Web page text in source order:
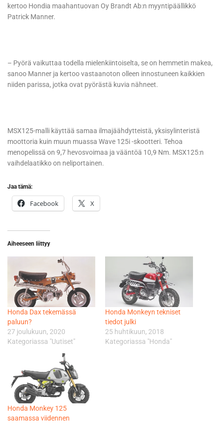
kertoo Hondia maahantuovan Oy Brandt Ab:n myyntipäällikkö
Patrick Manner.
– Pyörä vaikuttaa todella mielenkiintoiselta, se on hemmetin makea,
sanoo Manner ja kertoo vastaanoton olleen innostuneen kaikkien
niiden parissa, jotka ovat pyörästä kuvia nähneet.
MSX125-malli käyttää samaa ilmajäähdytteistä, yksisylinteristä
moottoria kuin muun muassa Wave 125i -skootteri. Tehoa
menopelissä on 9,7 hevosvoimaa ja vääntöä 10,9 Nm. MSX125:n
vaihdelaatikko on neliportainen.
Jaa tämä:
Facebook X
Aiheeseen liittyy
Honda Dax tekemässä
paluun?
27 joulukuun, 2020
Kategoriassa "Uutiset"
Honda Monkeyn tekniset
tiedot julki
25 huhtikuun, 2018
Kategoriassa "Honda"
Honda Monkey 125
saamassa viidennen